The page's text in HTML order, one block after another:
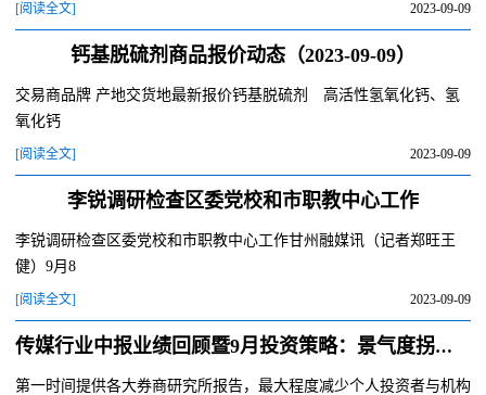
[阅读全文] 2023-09-09
钙基脱硫剂商品报价动态（2023-09-09）
交易商品牌 产地交货地最新报价钙基脱硫剂 高活性氢氧化钙、氢
氧化钙
[阅读全文] 2023-09-09
李锐调研检查区委党校和市职教中心工作
李锐调研检查区委党校和市职教中心工作甘州融媒讯（记者郑旺王
健）9月8
[阅读全文] 2023-09-09
传媒行业中报业绩回顾暨9月投资策略：景气度拐点向上、AIGC应用有望加速，持续看好板块底部机会
第一时间提供各大券商研究所报告，最大程度减少个人投资者与机构